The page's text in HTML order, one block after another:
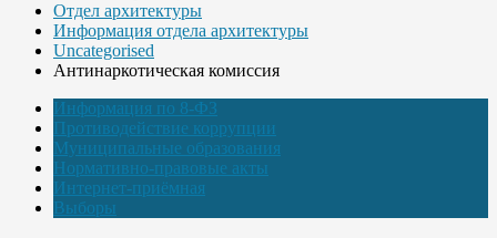
Отдел архитектуры
Информация отдела архитектуры
Uncategorised
Антинаркотическая комиссия
Информация по 8-ФЗ
Противодействие коррупции
Муниципальные образования
Нормативно-правовые акты
Интернет-приёмная
Выборы